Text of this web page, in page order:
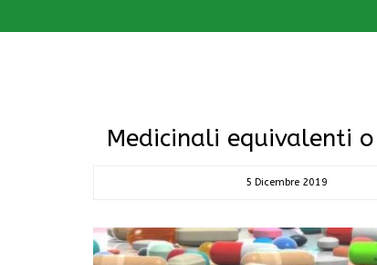
Medicinali equivalenti
5 Dicembre 2019